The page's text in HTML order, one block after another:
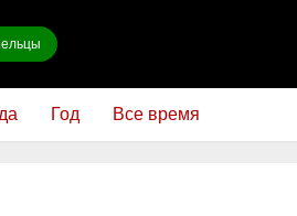
Год Все время